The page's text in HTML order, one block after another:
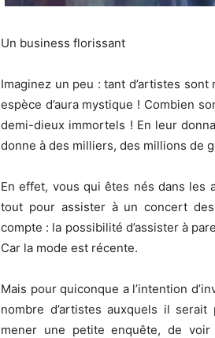
Un business florissant
Imaginez un peu : tant d’artistes
espèce d’aura mystique ! Combien
demi-dieux immortels ! En leur
donne à des milliers, des millions de
En effet, vous qui êtes nés dans les
tout pour assister à un concert
compte : la possibilité d’assister à
Car la mode est récente.
Mais pour quiconque a l’intention
nombre d’artistes auxquels il
mener une petite enquête, de